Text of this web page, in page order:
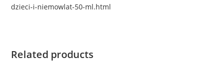
dzieci-i-niemowlat-50-ml.html
Related products